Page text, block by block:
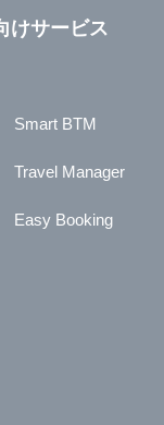
けサービス
Smart BTM
Travel Manager
Easy Booking